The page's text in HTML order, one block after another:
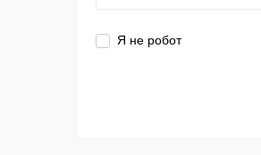
Я не робот